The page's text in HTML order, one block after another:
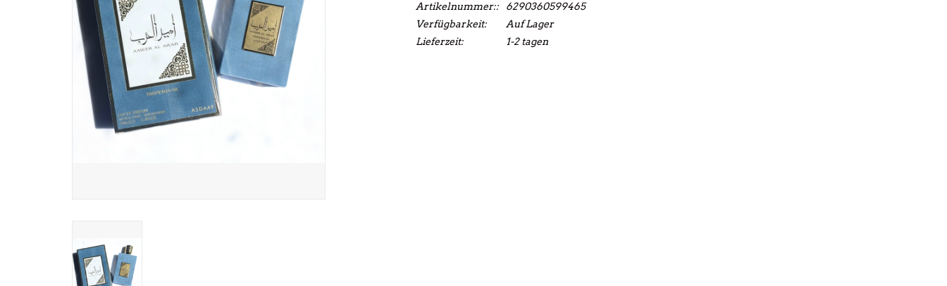
Artikelnummer::
6290360599465
Verfügbarkeit:
Auf Lager
Lieferzeit:
1-2 tagen